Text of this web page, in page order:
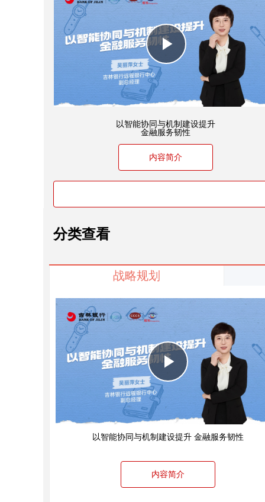
Play
Video
内容简介
以智能协同与机制建设提升
金融服务韧性
战略规划
以智能协同与机制建设提升 金融服务韧性
内容简介
Play
Video
分类查看